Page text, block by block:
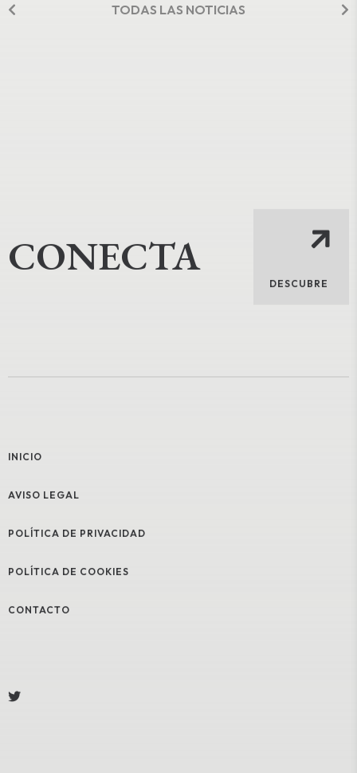
TODAS LAS NOTICIAS
CONECTA
DESCUBRE
INICIO
AVISO LEGAL
POLÍTICA DE PRIVACIDAD
POLÍTICA DE COOKIES
CONTACTO